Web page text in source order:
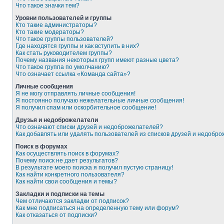
Что такое значки тем?
Уровни пользователей и группы
Кто такие администраторы?
Кто такие модераторы?
Что такое группы пользователей?
Где находятся группы и как вступить в них?
Как стать руководителем группы?
Почему названия некоторых групп имеют разные цвета?
Что такое группа по умолчанию?
Что означает ссылка «Команда сайта»?
Личные сообщения
Я не могу отправлять личные сообщения!
Я постоянно получаю нежелательные личные сообщения!
Я получил спам или оскорбительное сообщение!
Друзья и недоброжелатели
Что означают списки друзей и недоброжелателей?
Как добавлять или удалять пользователей из списков друзей и
Поиск в форумах
Как осуществлять поиск в форумах?
Почему поиск не дает результатов?
В результате моего поиска я получил пустую страницу!
Как найти конкретного пользователя?
Как найти свои сообщения и темы?
Закладки и подписки на темы
Чем отличаются закладки от подписок?
Как мне подписаться на определенную тему или форум?
Как отказаться от подписки?